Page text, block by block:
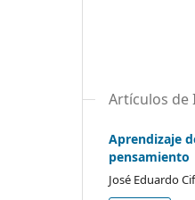
Artículos de
Aprendizaje
pensamiento
José Eduardo